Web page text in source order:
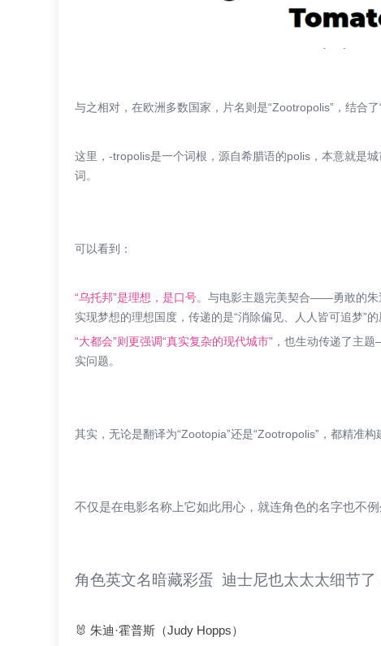
与之相对，在欧洲多数国家，片名则是“Zootropolis”，结合
这里，-tropolis是一个词根，源自希腊语的polis，本意就是
词。
可以看到：
“乌托邦”是理想，是口号。与电影主题完美契合——勇敢的朱
实现梦想的理想国度，传递的是“消除偏见、人人皆可追梦”的
“大都会”则更强调“真实复杂的现代城市” ，也生动传递了主
实问题。
其实，无论是翻译为“Zootopia”还是“Zootropolis”，都精准
不仅是在电影名称上它如此用心，就连角色的名字也不例
角色英文名暗藏彩蛋 迪士尼也太太太细节了
🐰 朱迪·霍普斯（Judy Hopps）